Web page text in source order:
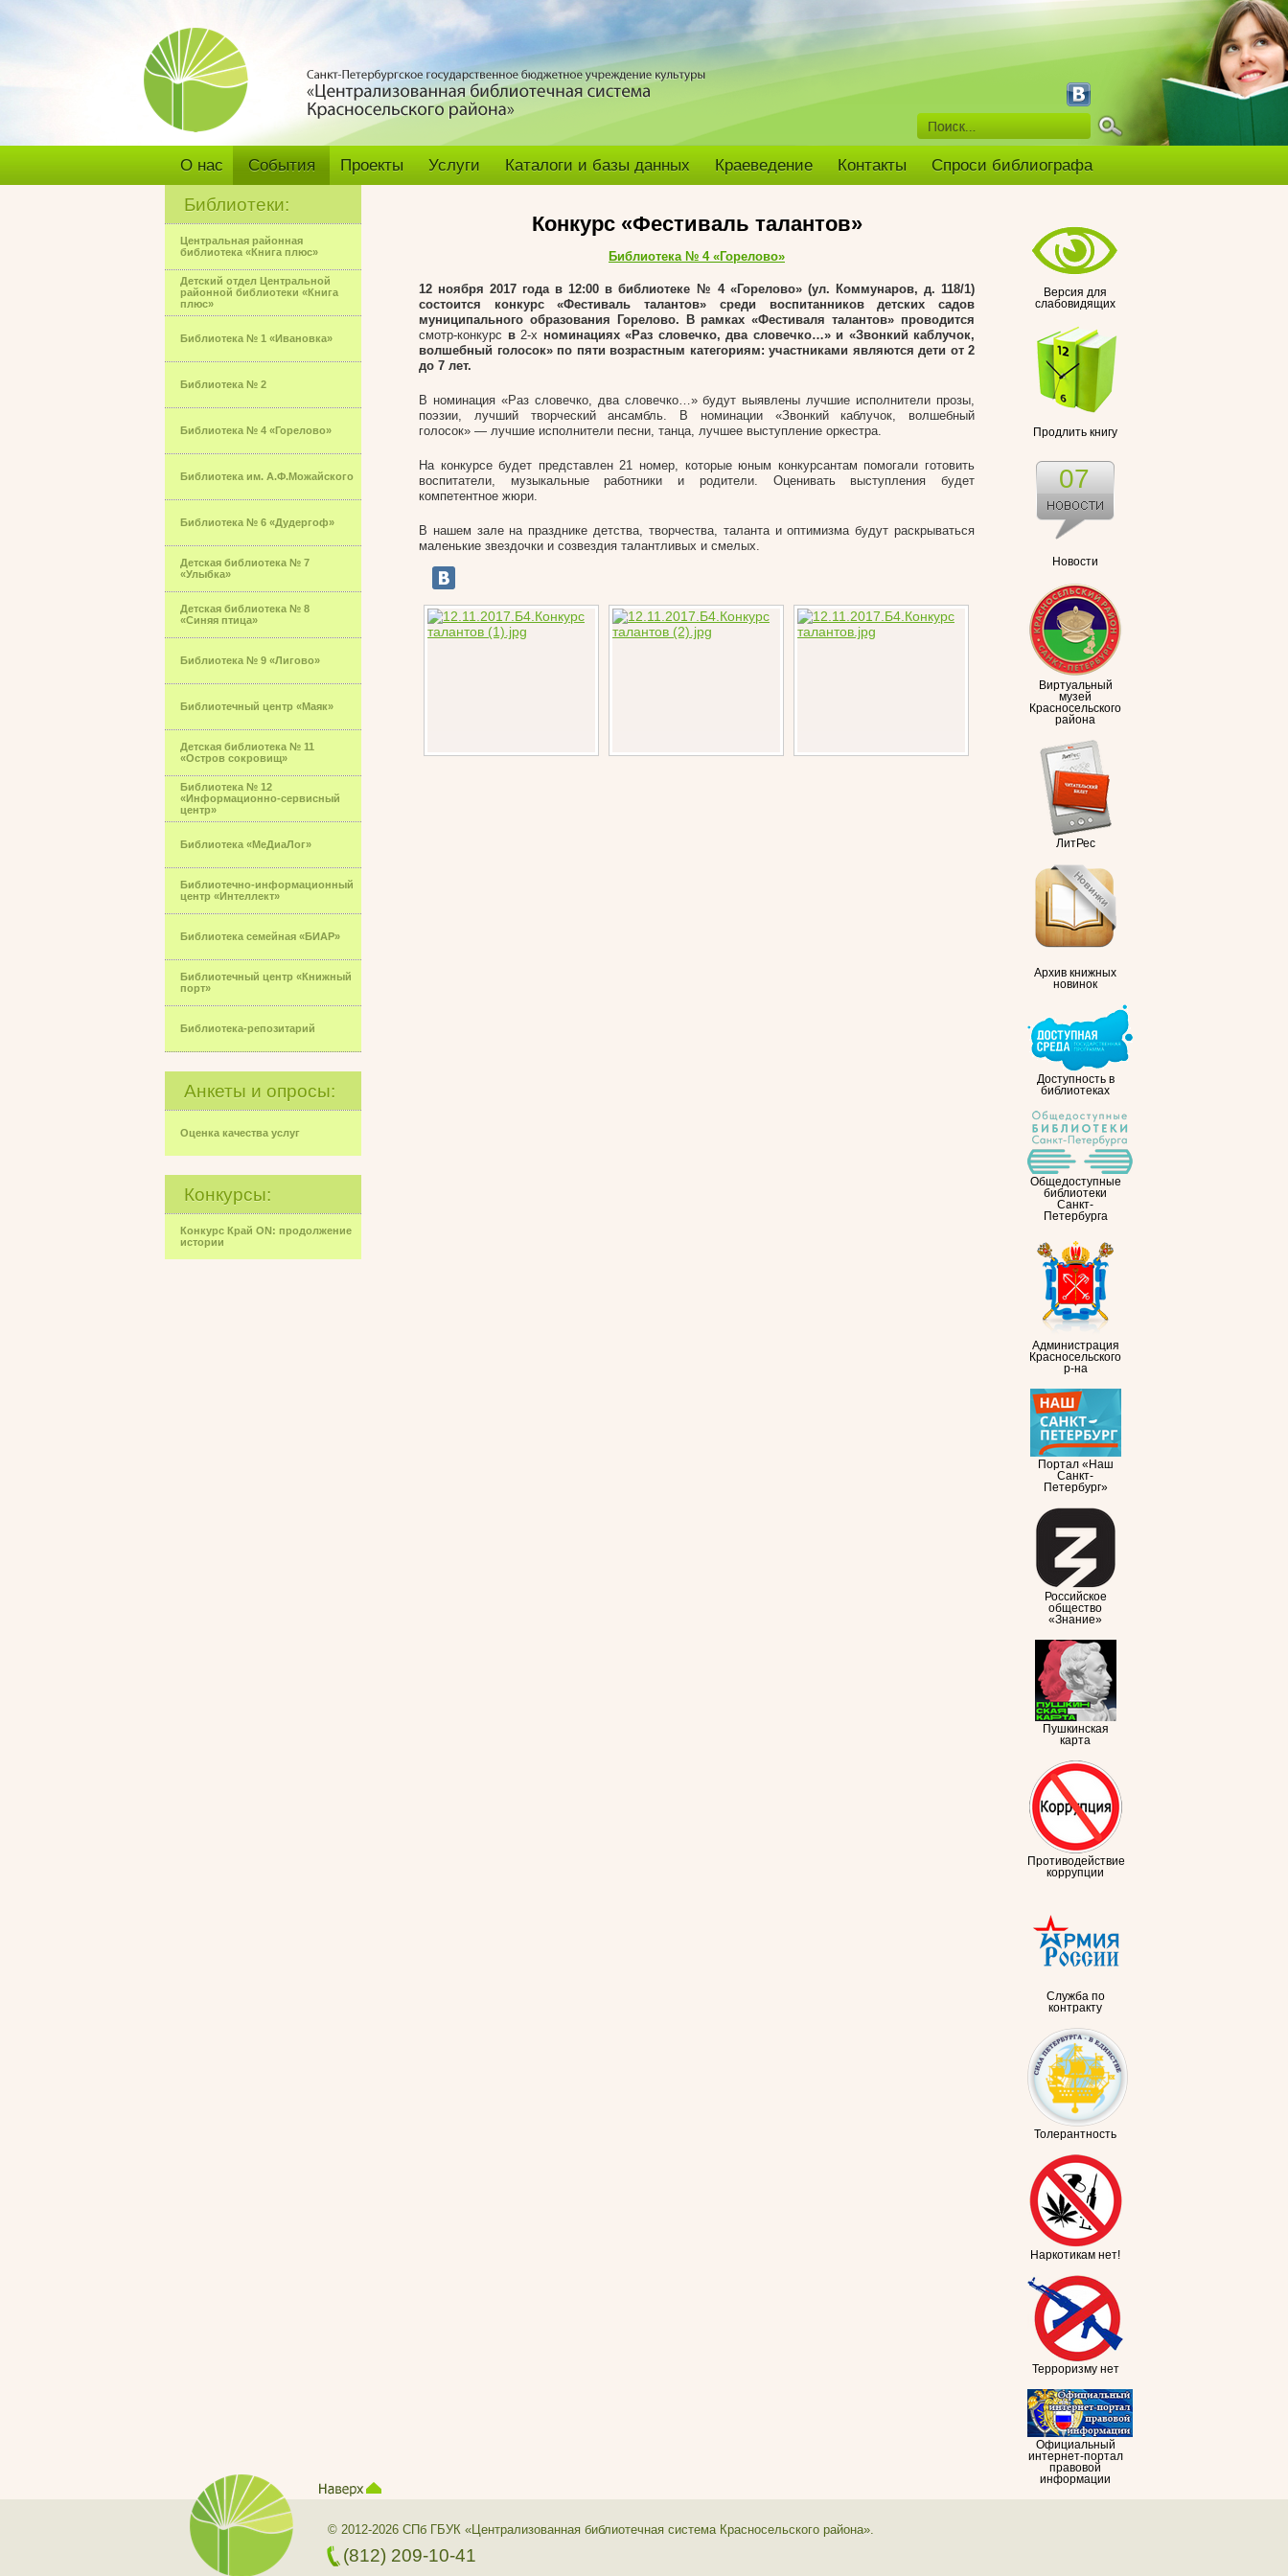
О нас События Проекты Услуги Каталоги и базы данных Краеведение Контакты Спроси библиографа
Библиотеки:
Центральная районная
библиотека «Книга плюс»
Детский отдел Центральной
районной библиотеки «Книга
плюс»
Библиотека № 1 «Ивановка»
Библиотека № 2
Библиотека № 4 «Горелово»
Библиотека им. А.Ф.Можайского
Библиотека № 6 «Дудергоф»
Детская библиотека № 7
«Улыбка»
Детская библиотека № 8
«Синяя птица»
Библиотека № 9 «Лигово»
Библиотечный центр «Маяк»
Детская библиотека № 11
«Остров сокровищ»
Библиотека № 12
«Информационно-сервисный
центр»
Библиотека «МеДиаЛог»
Библиотечно-информационный
центр «Интеллект»
Библиотека семейная «БИАР»
Библиотечный центр «Книжный
порт»
Библиотека-репозитарий
Анкеты и опросы:
Оценка качества услуг
Конкурсы:
Конкурс Край ON: продолжение
истории
Версия для
слабовидящих
Продлить книгу
Новости
07
Виртуальный
музей
Красносельского
района
ЛитРес
Архив книжных
новинок
Доступность в
библиотеках
Общедоступные
библиотеки
Санкт-
Петербурга
Администрация
Красносельского
р-на
Портал «Наш
Санкт-
Петербург»
Российское
общество
«Знание»
Пушкинская
карта
Противодействие
коррупции
Служба по
контракту
Толерантность
Наркотикам нет!
Терроризму нет
Официальный
интернет-портал
правовой
информации
Конкурс «Фестиваль талантов»
Библиотека № 4 «Горелово»
12 ноября 2017 года в 12:00 в библиотеке № 4 «Горелово» (ул. Коммунаров, д. 118/1)
состоится конкурс «Фестиваль талантов» среди воспитанников детских садов
муниципального образования Горелово. В рамках «Фестиваля талантов» проводится
смотр-конкурс в 2-х номинациях «Раз словечко, два словечко…» и «Звонкий каблучок,
волшебный голосок» по пяти возрастным категориям: участниками являются дети от 2
до 7 лет.
В номинация «Раз словечко, два словечко…» будут выявлены лучшие исполнители прозы,
поэзии, лучший творческий ансамбль. В номинации «Звонкий каблучок, волшебный
голосок» — лучшие исполнители песни, танца, лучшее выступление оркестра.
На конкурсе будет представлен 21 номер, которые юным конкурсантам помогали готовить
воспитатели, музыкальные работники и родители. Оценивать выступления будет
компетентное жюри.
В нашем зале на празднике детства, творчества, таланта и оптимизма будут раскрываться
маленькие звездочки и созвездия талантливых и смелых.
© 2012-2026 СПб ГБУК «Централизованная библиотечная система Красносельского района».
(812) 209-10-41